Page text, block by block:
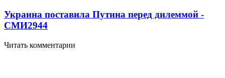
Украина поставила Путина перед дилеммой -
СМИ2944
Читать комментарии